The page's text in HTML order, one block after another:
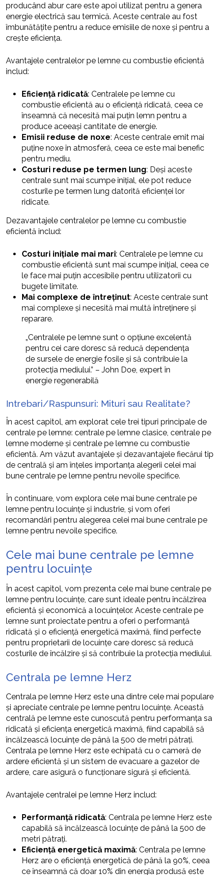
producând abur care este apoi utilizat pentru a genera
energie electrică sau termică. Aceste centrale au fost
îmbunătățite pentru a reduce emisiile de noxe și pentru a
crește eficiența.
Avantajele centralelor pe lemne cu combustie eficientă
includ:
Eficiență ridicată: Centralele pe lemne cu
combustie eficientă au o eficiență ridicată, ceea ce
înseamnă că necesită mai puțin lemn pentru a
produce aceeași cantitate de energie.
Emisii reduse de noxe: Aceste centrale emit mai
puține noxe în atmosferă, ceea ce este mai benefic
pentru mediu.
Costuri reduse pe termen lung: Deși aceste
centrale sunt mai scumpe inițial, ele pot reduce
costurile pe termen lung datorită eficienței lor
ridicate.
Dezavantajele centralelor pe lemne cu combustie
eficientă includ:
Costuri inițiale mai mari: Centralele pe lemne cu
combustie eficientă sunt mai scumpe inițial, ceea ce
le face mai puțin accesibile pentru utilizatorii cu
bugete limitate.
Mai complexe de întreținut: Aceste centrale sunt
mai complexe și necesită mai multă întreținere și
reparare.
„Centralele pe lemne sunt o opțiune excelentă
pentru cei care doresc să reducă dependența
de sursele de energie fosile și să contribuie la
protecția mediului.” – John Doe, expert în
energie regenerabilă
Intrebari/Raspunsuri: Mituri sau Realitate?
În acest capitol, am explorat cele trei tipuri principale de
centrale pe lemne: centrale pe lemne clasice, centrale pe
lemne moderne și centrale pe lemne cu combustie
eficientă. Am văzut avantajele și dezavantajele fiecărui tip
de centrală și am înțeles importanța alegerii celei mai
bune centrale pe lemne pentru nevoile specifice.
În continuare, vom explora cele mai bune centrale pe
lemne pentru locuințe și industrie, și vom oferi
recomandări pentru alegerea celei mai bune centrale pe
lemne pentru nevoile specifice.
Cele mai bune centrale pe lemne
pentru locuințe
În acest capitol, vom prezenta cele mai bune centrale pe
lemne pentru locuințe, care sunt ideale pentru încălzirea
eficientă și economică a locuințelor. Aceste centrale pe
lemne sunt proiectate pentru a oferi o performanță
ridicată și o eficiență energetică maximă, fiind perfecte
pentru proprietarii de locuințe care doresc să reducă
costurile de încălzire și să contribuie la protecția mediului.
Centrala pe lemne Herz
Centrala pe lemne Herz este una dintre cele mai populare
și apreciate centrale pe lemne pentru locuințe. Această
centrală pe lemne este cunoscută pentru performanța sa
ridicată și eficiența energetică maximă, fiind capabilă să
încălzească locuințe de până la 500 de metri pătrați.
Centrala pe lemne Herz este echipată cu o cameră de
ardere eficientă și un sistem de evacuare a gazelor de
ardere, care asigură o funcționare sigură și eficientă.
Avantajele centralei pe lemne Herz includ:
Performanță ridicată: Centrala pe lemne Herz este
capabilă să încălzească locuințe de până la 500 de
metri pătrați.
Eficiență energetică maximă: Centrala pe lemne
Herz are o eficiență energetică de până la 90%, ceea
ce înseamnă că doar 10% din energia produsă este